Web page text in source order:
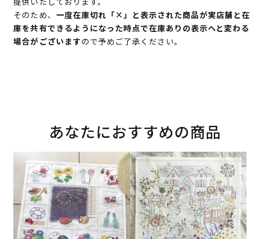
そのため、 一度在庫切れ「×」と表示された商品が実店舗と在
庫を共有できるようになった時点で在庫ありの表示へと変わる
場合がございますので予めご了承ください。
あなたにおすすめの商品